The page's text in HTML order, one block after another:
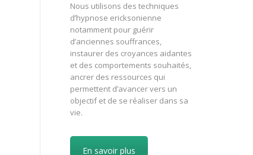
Nous utilisons des techniques
d’hypnose ericksonienne
notamment pour guérir
d’anciennes souffrances,
instaurer des croyances aidantes
et des comportements souhaités,
ancrer des ressources qui
permettent d’avancer vers un
objectif et de se réaliser dans sa
vie.
En savoir plus